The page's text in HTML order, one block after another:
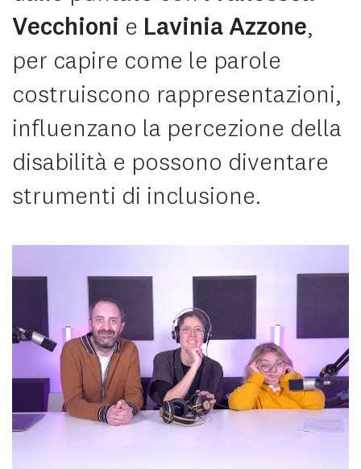
Vecchioni e Lavinia Azzone,
per capire come le parole
costruiscono rappresentazioni,
influenzano la percezione della
disabilità e possono diventare
strumenti di inclusione.